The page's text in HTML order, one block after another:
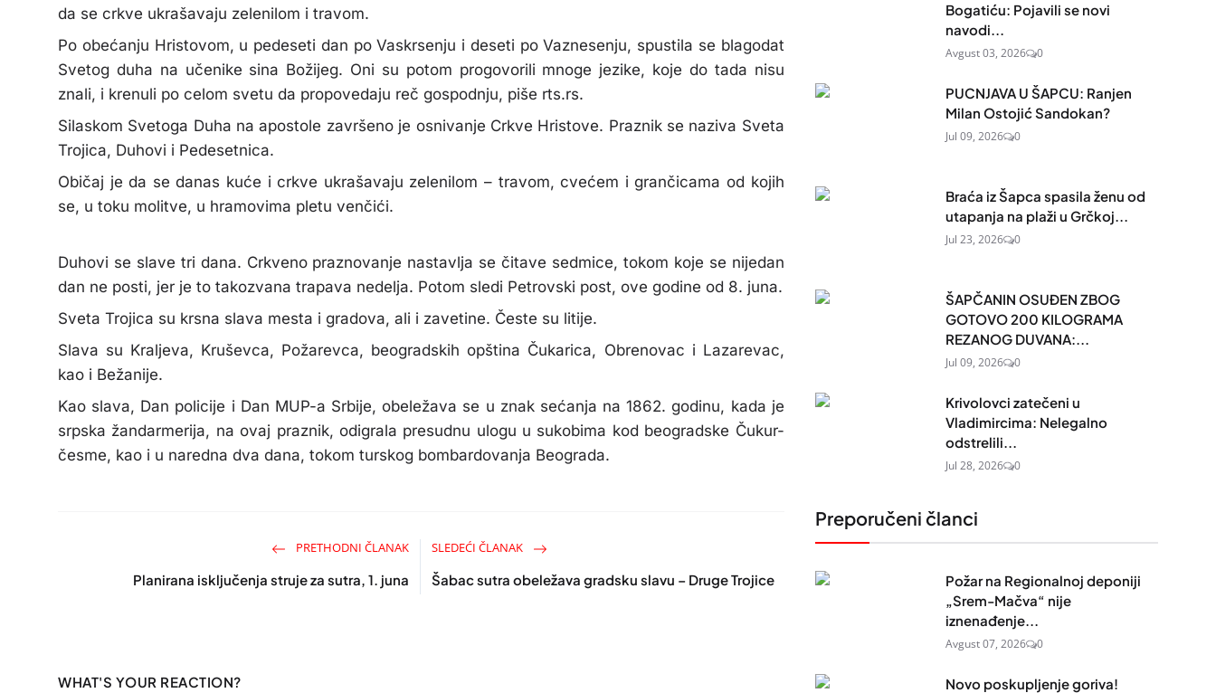
da se crkve ukrašavaju zelenilom i travom.
Po obećanju Hristovom, u pedeseti dan po Vaskrsenju i deseti po Vaznesenju, spustila se blagodat
Svetog duha na učenike sina Božijeg. Oni su potom progovorili mnoge jezike, koje do tada nisu
znali, i krenuli po celom svetu da propovedaju reč gospodnju, piše rts.rs.
Silaskom Svetoga Duha na apostole završeno je osnivanje Crkve Hristove. Praznik se naziva Sveta
Trojica, Duhovi i Pedesetnica.
Običaj je da se danas kuće i crkve ukrašavaju zelenilom – travom, cvećem i grančicama od kojih
se, u toku molitve, u hramovima pletu venčići.
Duhovi se slave tri dana. Crkveno praznovanje nastavlja se čitave sedmice, tokom koje se nijedan
dan ne posti, jer je to takozvana trapava nedelja. Potom sledi Petrovski post, ove godine od 8. juna.
Sveta Trojica su krsna slava mesta i gradova, ali i zavetine. Česte su litije.
Slava su Kraljeva, Kruševca, Požarevca, beogradskih opština Čukarica, Obrenovac i Lazarevac,
kao i Bežanije.
Kao slava, Dan policije i Dan MUP-a Srbije, obeležava se u znak sećanja na 1862. godinu, kada je
srpska žandarmerija, na ovaj praznik, odigrala presudnu ulogu u sukobima kod beogradske Čukur-
česme, kao i u naredna dva dana, tokom turskog bombardovanja Beograda.
PRETHODNI ČLANAK
Planirana isključenja struje za sutra, 1. juna
SLEDEĆI ČLANAK
Šabac sutra obeležava gradsku slavu – Druge Trojice
WHAT'S YOUR REACTION?
Bogatiću: Pojavili se novi
navodi...
Avgust 03, 2026 0
PUCNJAVA U ŠAPCU: Ranjen
Milan Ostojić Sandokan?
Jul 09, 2026 0
Braća iz Šapca spasila ženu od
utapanja na plaži u Grčkoj...
Jul 23, 2026 0
ŠAPČANIN OSUĐEN ZBOG
GOTOVO 200 KILOGRAMA
REZANOG DUVANA:...
Jul 09, 2026 0
Krivolovci zatečeni u
Vladimircima: Nelegalno
odstrelili...
Jul 28, 2026 0
Preporučeni članci
Požar na Regionalnoj deponiji
„Srem-Mačva“ nije
iznenađenje...
Avgust 07, 2026 0
Novo poskupljenje goriva!